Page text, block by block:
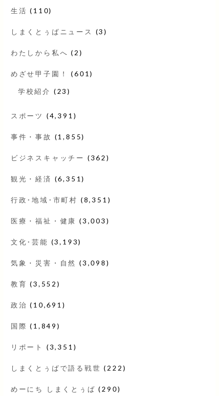
生活 (110)
しまくとぅばニュース (3)
わたしから私へ (2)
めざせ甲子園！ (601)
学校紹介 (23)
スポーツ (4,391)
事件・事故 (1,855)
ビジネスキャッチー (362)
観光・経済 (6,351)
行政･地域･市町村 (8,351)
医療・福祉・健康 (3,003)
文化･芸能 (3,193)
気象・災害・自然 (3,098)
教育 (3,552)
政治 (10,691)
国際 (1,849)
リポート (3,351)
しまくとぅばで語る戦世 (222)
めーにち しまくとぅば (290)